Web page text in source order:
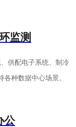
监测
供配电子系统、制冷
种数据中心场景。
公